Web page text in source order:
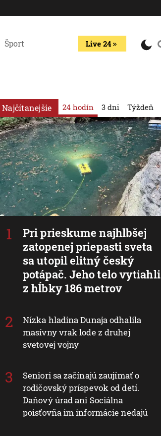
Šport Live 24
Najčítanejšie 24 hodín
Pri prieskume najhlbšej
zatopenej priepasti sveta
sa utopil elitný český
potápač. Jeho telo vytiahli
z hĺbky 186 metrov
Nízka hladina Dunaja odhalila
masívny vrak lode z druhej
svetovej vojny
Seniori sa začínajú zaujímať o
rodičovský príspevok od detí.
Daňový úrad ani Sociálna
poisťovňa im informácie nedajú
3 dni Týždeň